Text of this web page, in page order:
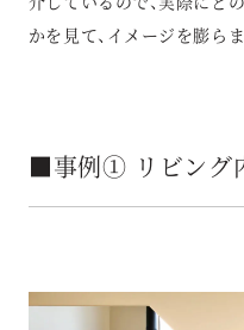
かを見て、イメージを膨ら
■事例① リビング